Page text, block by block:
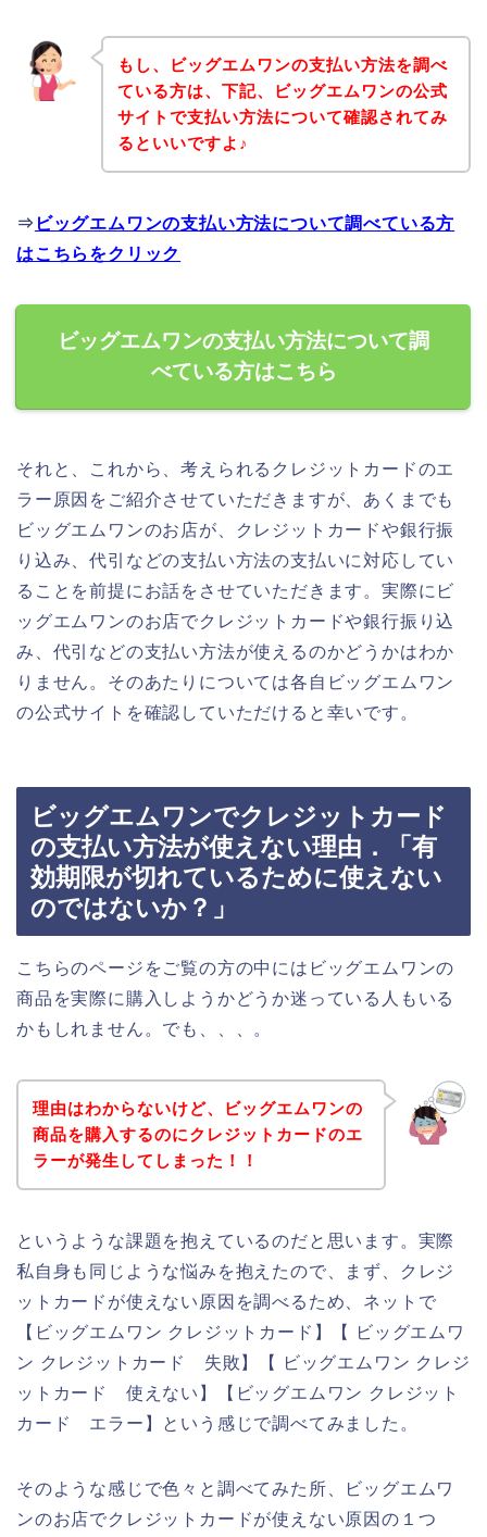
もし、ビッグエムワンの支払い方法を調べ
ている方は、下記、ビッグエムワンの公式
サイトで支払い方法について確認されてみ
るといいですよ♪
⇒ ビッグエムワンの支払い方法について調べている方
はこちらをクリック
ビッグエムワンの支払い方法について調
べている方はこちら
それと、これから、考えられるクレジットカードのエ
ラー原因をご紹介させていただきますが、あくまでも
ビッグエムワンのお店が、クレジットカードや銀行振
り込み、代引などの支払い方法の支払いに対応してい
ることを前提にお話をさせていただきます。実際にビ
ッグエムワンのお店でクレジットカードや銀行振り込
み、代引などの支払い方法が使えるのかどうかはわか
りません。そのあたりについては各自ビッグエムワン
の公式サイトを確認していただけると幸いです。
ビッグエムワンでクレジットカード
の支払い方法が使えない理由．「有
効期限が切れているために使えない
のではないか？」
こちらのページをご覧の方の中にはビッグエムワンの
商品を実際に購入しようかどうか迷っている人もいる
かもしれません。でも、、、。
理由はわからないけど、ビッグエムワンの
商品を購入するのにクレジットカードのエ
ラーが発生してしまった！！
というような課題を抱えているのだと思います。実際
私自身も同じような悩みを抱えたので、まず、クレジ
ットカードが使えない原因を調べるため、ネットで
【ビッグエムワン クレジットカード】【 ビッグエムワ
ン クレジットカード 失敗】【 ビッグエムワン クレジ
ットカード 使えない】【ビッグエムワン クレジット
カード エラー】という感じで調べてみました。
そのような感じで色々と調べてみた所、ビッグエムワ
ンのお店でクレジットカードが使えない原因の１つ